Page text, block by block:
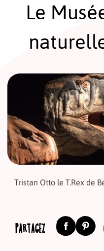
Le
Tristan Otto le T.Rex de
PARTAGEZ